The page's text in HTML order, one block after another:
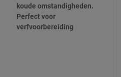
koude omstandigheden.
Perfect voor
verfvoorbereiding